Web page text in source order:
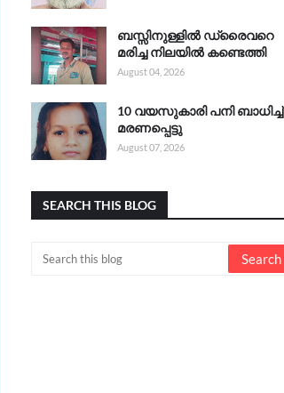
ബസ്സിനുള്ളിൽ ഡ്രൈവറെ
മരിച്ച നിലയിൽ കണ്ടെത്തി
August 04, 2026
10 വയസുകാരി പനി ബാധിച്ച്
മരണപ്പെട്ടു
August 07, 2026
SEARCH THIS BLOG